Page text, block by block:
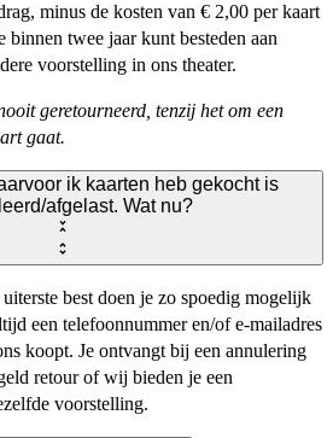
minus de kosten van € 2,00 per kaart
binnen twee jaar kunt besteden aan
voorstelling in ons theater.
geretourneerd, tenzij het om een
gaat.
ik kaarten heb gekocht is
afgelast. Wat nu?
best doen je zo spoedig mogelijk
een telefoonnummer en/of e-mailadres
koopt. Je ontvangt bij een annulering
retour of wij bieden je een
voorstelling.